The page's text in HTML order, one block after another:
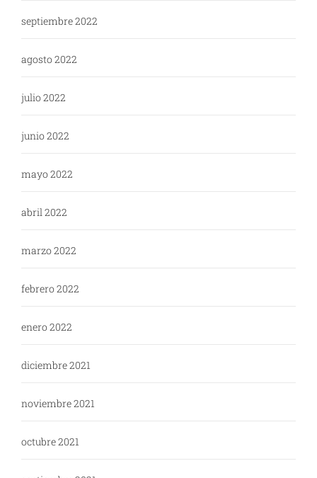
septiembre 2022
agosto 2022
julio 2022
junio 2022
mayo 2022
abril 2022
marzo 2022
febrero 2022
enero 2022
diciembre 2021
noviembre 2021
octubre 2021